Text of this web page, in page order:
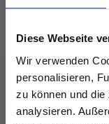
Diese Webseite
Wir verwenden
personalisieren,
zu können und
analysieren.